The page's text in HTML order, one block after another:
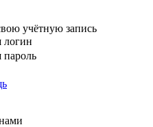
учётную запись